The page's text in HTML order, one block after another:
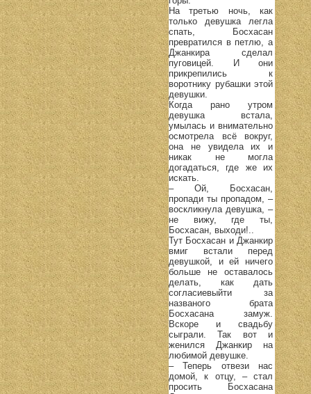
На третью ночь, как
только девушка легла
спать, Босхасан
превратился в петлю, а
Джанкира сделал
пуговицей. И они
прикрепились к
воротнику рубашки этой
девушки.
Когда рано утром
девушка встала,
умылась и внимательно
осмотрела всё вокруг,
она не увидела их и
никак не могла
догадаться, где же их
искать.
– Ой, Босхасан,
пропади ты пропадом, –
воскликнула девушка, –
не вижу, где ты,
Босхасан, выходи!..
Тут Босхасан и Джанкир
вмиг встали перед
девушкой, и ей ничего
больше не оставалось
делать, как дать
согласиевыйти за
названого брата
Босхасана замуж.
Вскоре и свадьбу
сыграли. Так вот и
женился Джанкир на
любимой девушке.
– Теперь отвези нас
домой, к отцу, – стал
просить Босхасана